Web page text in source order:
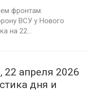
фронтам:
ВСУ у Нового
на 22...
22 апреля 2026
дня и